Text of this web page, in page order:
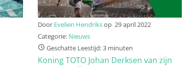
Door Evelien Hendriksop 29 april 2022
Categorie: Nieuws
Geschatte Leestijd: 3 minuten
Koning TOTO Johan Derksen van zijn